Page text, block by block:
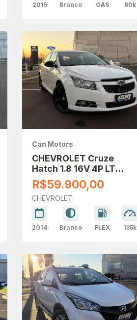
2015 Branco GAS 80k
Can Motors
CHEVROLET Cruze
Hatch 1.8 16V 4P LT
SPORT FLEX
R$59.900,00
CHEVROLET
2014 Branco FLEX 135k